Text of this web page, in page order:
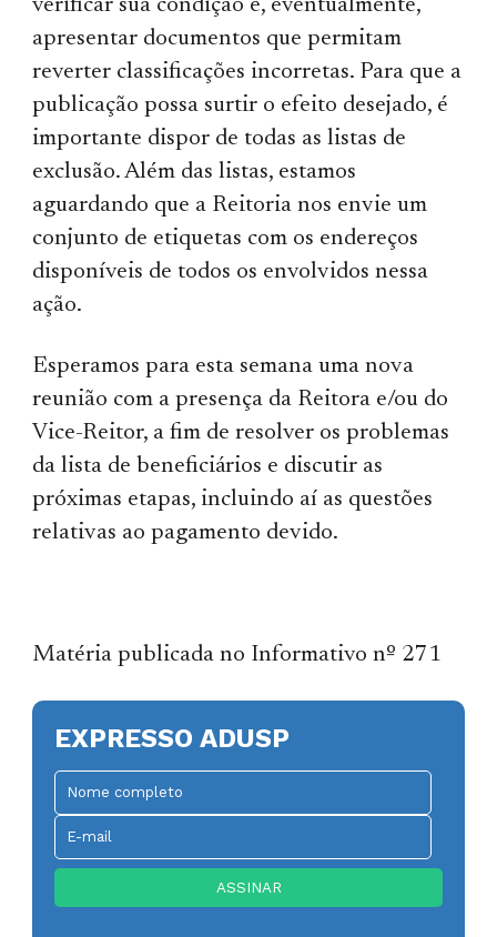
verificar sua condição e, eventualmente,
apresentar documentos que permitam
reverter classificações incorretas. Para que a
publicação possa surtir o efeito desejado, é
importante dispor de todas as listas de
exclusão. Além das listas, estamos
aguardando que a Reitoria nos envie um
conjunto de etiquetas com os endereços
disponíveis de todos os envolvidos nessa
ação.
Esperamos para esta semana uma nova
reunião com a presença da Reitora e/ou do
Vice-Reitor, a fim de resolver os problemas
da lista de beneficiários e discutir as
próximas etapas, incluindo aí as questões
relativas ao pagamento devido.
Matéria publicada no Informativo nº 271
EXPRESSO ADUSP